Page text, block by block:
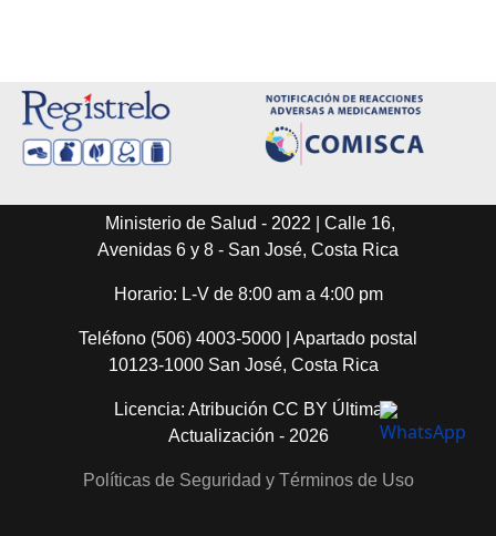
Ministerio de Salud - 2022 | Calle 16,
Avenidas 6 y 8 - San José, Costa Rica
Horario: L-V de 8:00 am a 4:00 pm
Teléfono (506) 4003-5000 | Apartado postal
10123-1000 San José, Costa Rica
Licencia: Atribución CC BY Última
Actualización - 2026
Políticas de Seguridad y Términos de Uso